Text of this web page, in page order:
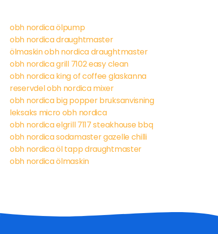
obh nordica ölpump
obh nordica draughtmaster
ölmaskin obh nordica draughtmaster
obh nordica grill 7102 easy clean
obh nordica king of coffee glaskanna
reservdel obh nordica mixer
obh nordica big popper bruksanvisning
leksaks micro obh nordica
obh nordica elgrill 7117 steakhouse bbq
obh nordica sodamaster gazelle chilli
obh nordica öl tapp draughtmaster
obh nordica ölmaskin